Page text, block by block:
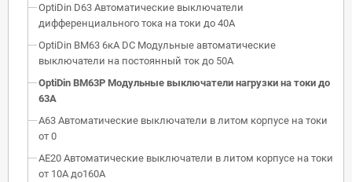
OptiDin D63 Автоматические выключатели
дифференциального тока на токи до 40А
OptiDin BM63 6кА DC Модульные автоматические
выключатели на постоянный ток до 50А
OptiDin BM63P Модульные выключатели нагрузки на токи до
63А
А63 Автоматические выключатели в литом корпусе на токи
от 0
АЕ20 Автоматические выключатели в литом корпусе на токи
от 10А до160А